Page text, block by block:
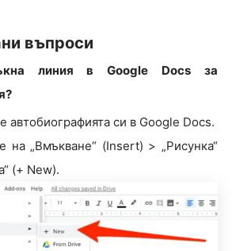
въпроси
линия в Google Docs за
автобиографията си в Google Docs.
на „Вмъкване“ (Insert) > „Рисунка“
(+ New).